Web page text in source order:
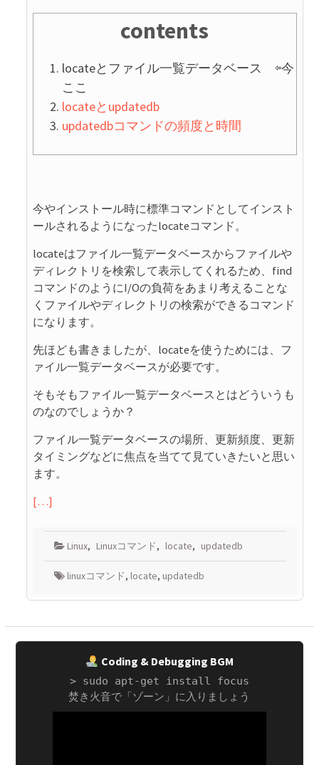
contents
locateとファイル一覧データベース ⇦今
ここ
locateとupdatedb
updatedbコマンドの頻度と時間
今やインストール時に標準コマンドとしてインスト
ールされるようになったlocateコマンド。
locateはファイル一覧データベースからファイルや
ディレクトリを検索して表示してくれるため、find
コマンドのようにI/Oの負荷をあまり考えることな
くファイルやディレクトリの検索ができるコマンド
になります。
先ほども書きましたが、locateを使うためには、フ
ァイル一覧データベースが必要です。
そもそもファイル一覧データベースとはどういうも
のなのでしょうか？
ファイル一覧データベースの場所、更新頻度、更新
タイミングなどに焦点を当てて見ていきたいと思い
ます。
[…]
Linux, Linuxコマンド, locate, updatedb
linuxコマンド, locate, updatedb
Coding & Debugging BGM
> sudo apt-get install focus
焚き火音で「ゾーン」に入りましょう